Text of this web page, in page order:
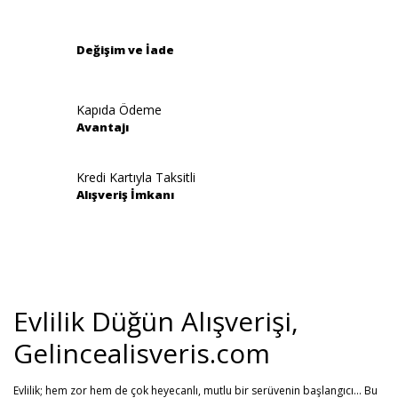
Değişim ve İade
Kapıda Ödeme
Avantajı
Kredi Kartıyla Taksitli
Alışveriş İmkanı
Evlilik Düğün Alışverişi,
Gelincealisveris.com
Evlilik; hem zor hem de çok heyecanlı, mutlu bir serüvenin başlangıcı... Bu